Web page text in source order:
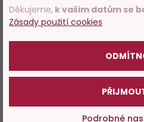
− +
Do
Děkujeme, k vašim datům se
Zásady použití cookies
Podrobné